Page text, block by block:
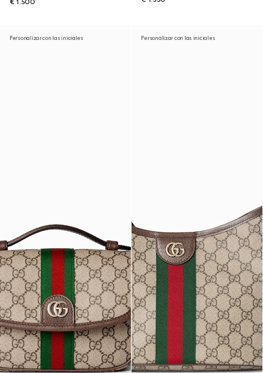
€ 1.500
Personalizar con las iniciales Personalizar con las iniciales